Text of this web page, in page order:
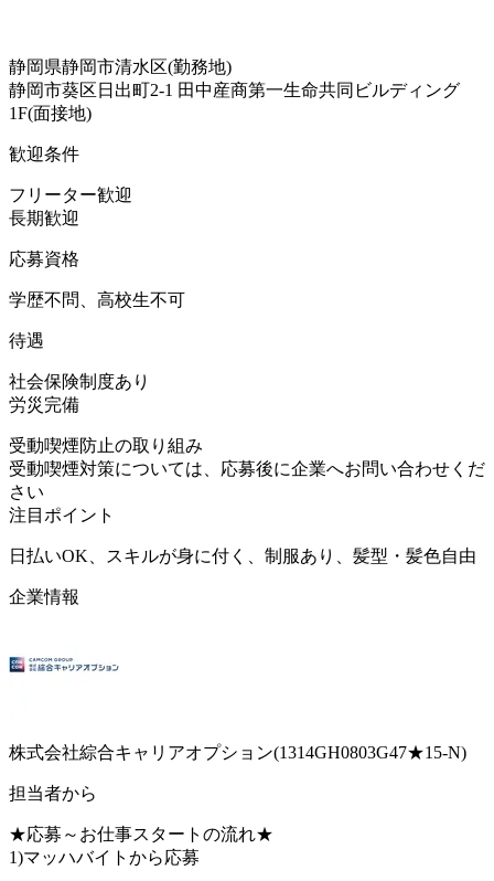
静岡県静岡市清水区(勤務地)
静岡市葵区日出町2-1 田中産商第一生命共同ビルディング
1F(面接地)
歓迎条件
フリーター歓迎
長期歓迎
応募資格
学歴不問、高校生不可
待遇
社会保険制度あり
労災完備
受動喫煙防止の取り組み
受動喫煙対策については、応募後に企業へお問い合わせくだ
さい
注目ポイント
日払いOK、スキルが身に付く、制服あり、髪型・髪色自由
企業情報
株式会社綜合キャリアオプション(1314GH0803G47★15-N)
担当者から
★応募～お仕事スタートの流れ★
1)マッハバイトから応募